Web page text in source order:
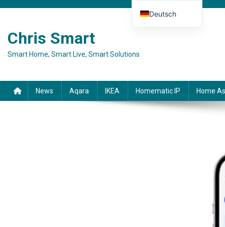
Chris Smart
Smart Home, Smart Live, Smart Solutions
News Aqara IKEA Homematic IP Home
Deutsch
Italiano